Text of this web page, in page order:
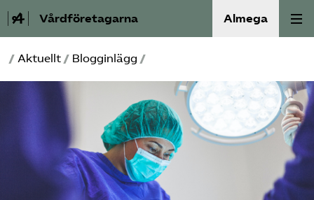
Vårdföretagarna Almega
Välfärdskriminalitet
Medlemskap
Aktiviteter
/ Aktuellt / Blogginlägg /